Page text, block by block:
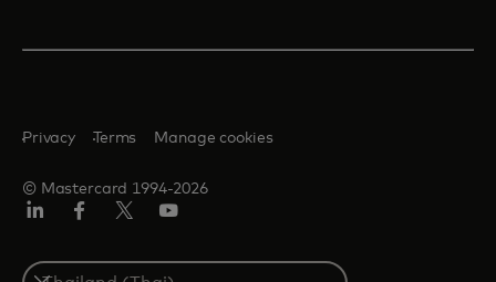
© Mastercard 1994-2026
Privacy Terms Manage cookies
Select
เตอร์/
เอ็กซ์